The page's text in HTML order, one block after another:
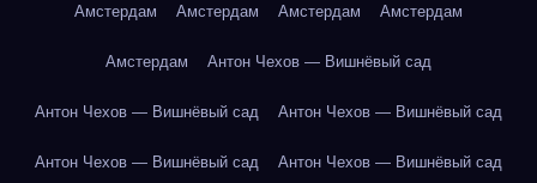
Амстердам Амстердам Амстердам Амстердам
Амстердам Антон Чехов — Вишнёвый сад
Антон Чехов — Вишнёвый сад Антон Чехов — Вишнёвый сад
Антон Чехов — Вишнёвый сад Антон Чехов — Вишнёвый сад